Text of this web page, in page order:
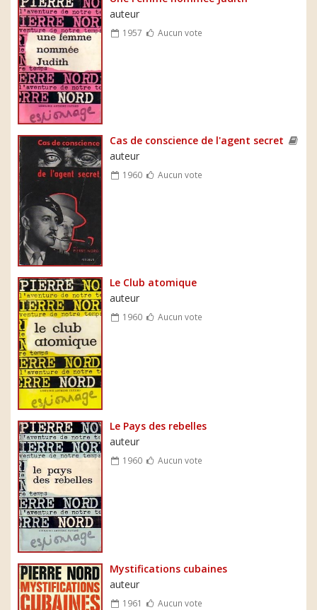
auteur
1957 Aucun vote
Cas de conscience de l'agent secret
auteur
1960 Aucun vote
Le Club atomique
auteur
1960 Aucun vote
Le Pays des rebelles
auteur
1960 Aucun vote
Mystifications cubaines
auteur
1961 Aucun vote